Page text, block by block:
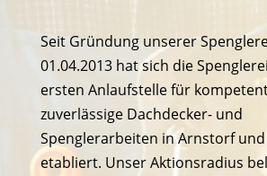
Seit Gründung unserer
01.04.2013 hat sich die
ersten Anlaufstelle für
zuverlässige Dachdecker- und
Spenglerarbeiten in Arnstorf
etabliert. Unser Aktionsradius